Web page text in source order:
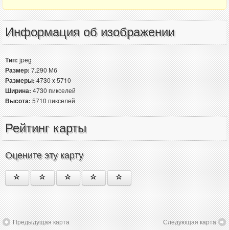
Информация об изображении
Тип:jpeg
Размер:7.290 Мб
Размеры:4730 x 5710
Ширина:4730 пикселей
Высота:5710 пикселей
Рейтинг карты
Оцените эту карту
Предыдущая карта Следующая карта